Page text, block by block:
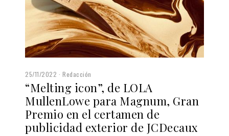
25/11/2022 Redacción
“Melting icon”, de LOLA
MullenLowe para Magnum, Gran
Premio en el certamen de
publicidad exterior de JCDecaux